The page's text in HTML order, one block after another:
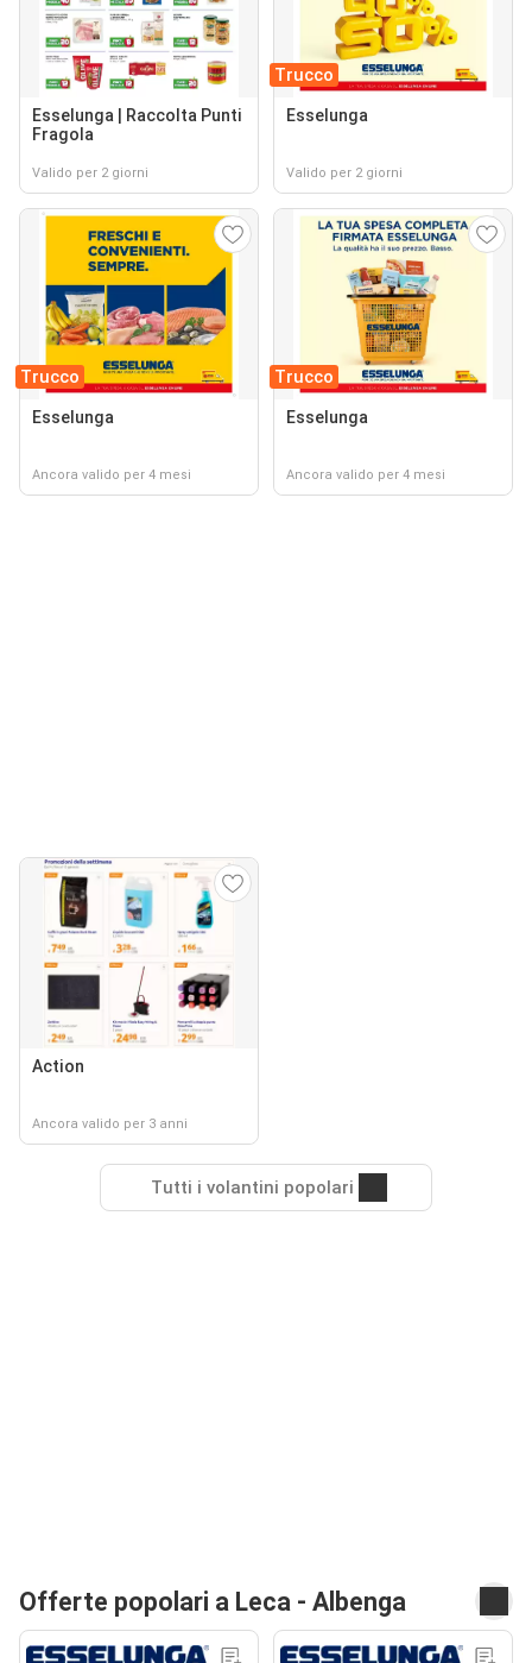
Esselunga | Raccolta Punti
Fragola
Valido per 2 giorni
Trucco
Esselunga
Valido per 2 giorni
Trucco
Esselunga
Ancora valido per 4 mesi
Trucco
Esselunga
Ancora valido per 4 mesi
Action
Ancora valido per 3 anni
Tutti i volantini popolari
Offerte popolari a Leca - Albenga